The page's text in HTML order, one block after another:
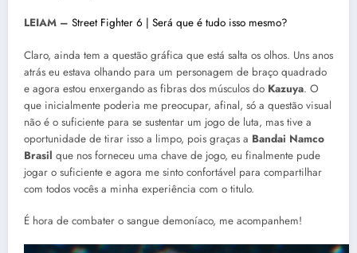
LEIAM – Street Fighter 6 | Será que é tudo isso mesmo?
Claro, ainda tem a questão gráfica que está salta os olhos. Uns anos
atrás eu estava olhando para um personagem de braço quadrado
e agora estou enxergando as fibras dos músculos do Kazuya. O
que inicialmente poderia me preocupar, afinal, só a questão visual
não é o suficiente para se sustentar um jogo de luta, mas tive a
oportunidade de tirar isso a limpo, pois graças a Bandai Namco
Brasil que nos forneceu uma chave de jogo, eu finalmente pude
jogar o suficiente e agora me sinto confortável para compartilhar
com todos vocês a minha experiência com o titulo.
É hora de combater o sangue demoníaco, me acompanhem!